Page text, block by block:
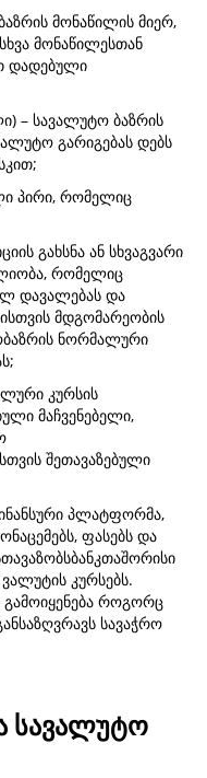
მონაწილის მიერ,
მონაწილესთან
დადებული
– სავალუტო ბაზრის
გარიგებას დებს
პირი, რომელიც
გახსნა ან სხვაგვარი
რომელიც
დავალებას და
მდგომარეობის
ნორმალური
კურსის
მაჩვენებელი,
შეთავაზებული
პლატფორმა,
ფასებს და
კურსებს.
გამოიყენება როგორც
სავაჭრო
სავალუტო